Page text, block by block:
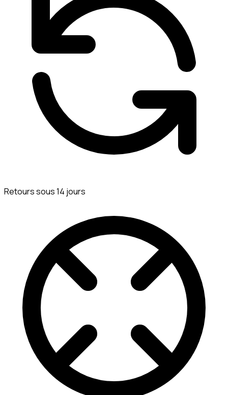
Retours sous 14 jours